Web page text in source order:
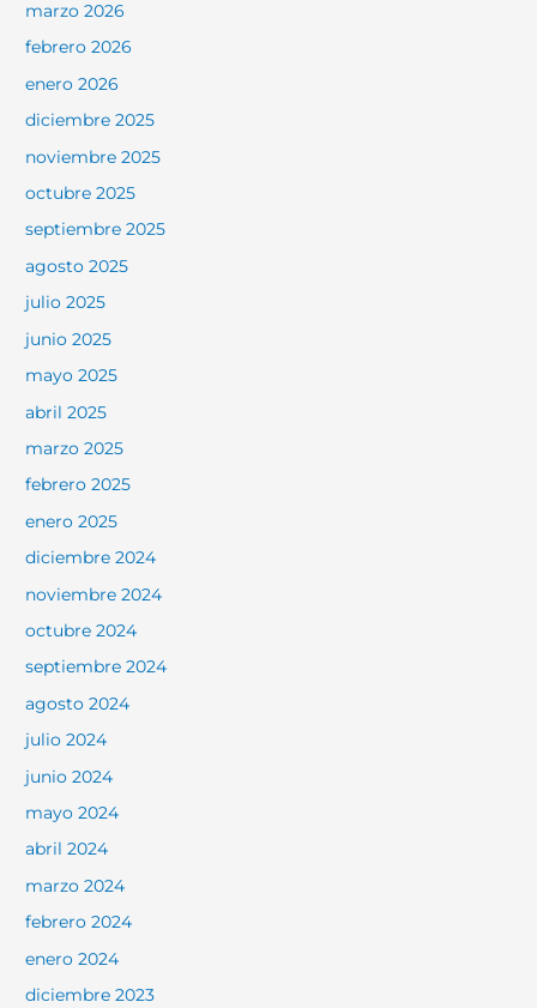
marzo 2026
febrero 2026
enero 2026
diciembre 2025
noviembre 2025
octubre 2025
septiembre 2025
agosto 2025
julio 2025
junio 2025
mayo 2025
abril 2025
marzo 2025
febrero 2025
enero 2025
diciembre 2024
noviembre 2024
octubre 2024
septiembre 2024
agosto 2024
julio 2024
junio 2024
mayo 2024
abril 2024
marzo 2024
febrero 2024
enero 2024
diciembre 2023